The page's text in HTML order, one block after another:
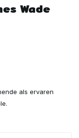
Wade
als ervaren